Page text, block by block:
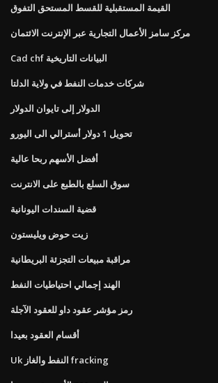
القيمة المستقبلية للقسط المستحق التفوق
مركز سامز الأعمال التجارية عبر الإنترنت الائتمان
Cad chf البيانات التاريخية
شركات خدمات النفط في ولاية الدلتا
الدولار إلى تايوان الدولار
تحويل 1 دولار أسترالي الى اليورو
أفضل الأسهم ربحا عالية
سوق السلع بالطبع على الانترنت
قضية السندات اليونانية
زيت حوض ويليستون
مراقبة مبيعات التجزئة البريطانية
الهند إجمالي احتياطيات النفط
رمز مؤشر عقود داو للعقود الآجلة
أقسام العقود بعيدا
Uk النفط والغاز fracking